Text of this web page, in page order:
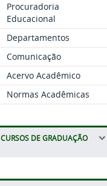
Procuradoria
Educacional
Departamentos
Comunicação
Acervo Acadêmico
Normas Acadêmicas
CURSOS DE GRADUAÇÃO